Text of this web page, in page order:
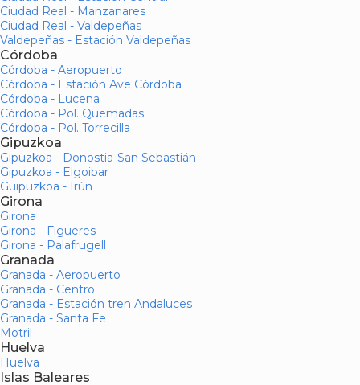
Ciudad Real - Manzanares
Ciudad Real - Valdepeñas
Valdepeñas - Estación Valdepeñas
Córdoba
Córdoba - Aeropuerto
Córdoba - Estación Ave Córdoba
Córdoba - Lucena
Córdoba - Pol. Quemadas
Córdoba - Pol. Torrecilla
Gipuzkoa
Gipuzkoa - Donostia-San Sebastián
Gipuzkoa - Elgoibar
Guipuzkoa - Irún
Girona
Girona
Girona - Figueres
Girona - Palafrugell
Granada
Granada - Aeropuerto
Granada - Centro
Granada - Estación tren Andaluces
Granada - Santa Fe
Motril
Huelva
Huelva
Islas Baleares